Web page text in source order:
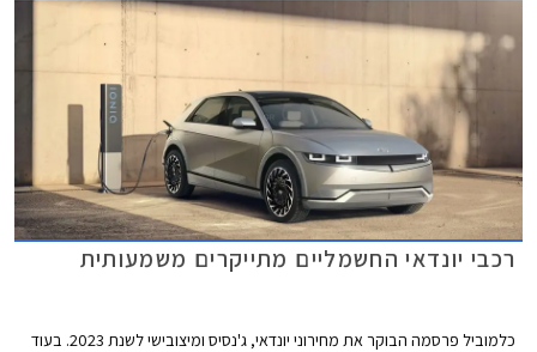
רכבי יונדאי החשמליים מתייקרים משמעותית
כלמוביל פרסמה הבוקר את מחירוני יונדאי, ג'נסיס ומיצובישי לשנת 2023. בעוד